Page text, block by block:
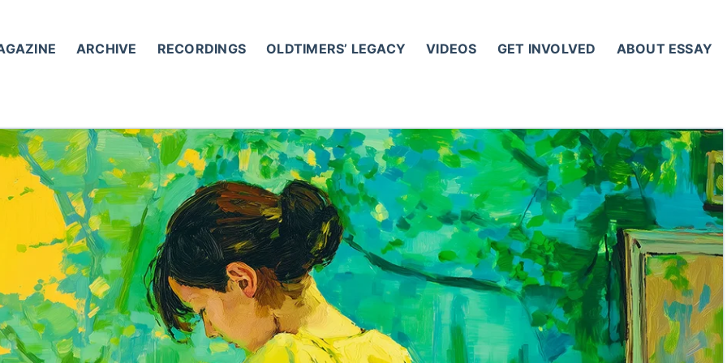
ARCHIVE RECORDINGS OLDTIMERS’ LEGACY VIDEOS GET INVOLVED ABOUT ESSAY